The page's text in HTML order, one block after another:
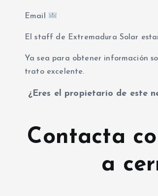
Email
El staff de Extremadura Solar
Ya sea para obtener información
trato excelente.
¿Eres el propietario de este
Contacta
a